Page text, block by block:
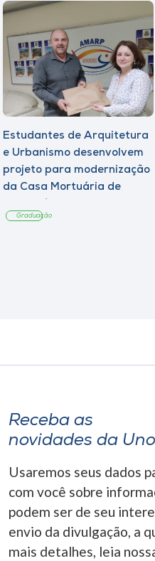
Estudantes de Arquitetura
e Urbanismo desenvolvem
projeto para modernização
da Casa Mortuária de
Graduação
Receba as
novidades da
Usaremos seus dados
com você sobre
podem ser de seu
envio da divulgação, a
mais detalhes, leia